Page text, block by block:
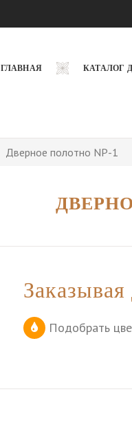
ГЛАВНАЯ КАТАЛОГ
Дверное полотно NP-1
Подобрать